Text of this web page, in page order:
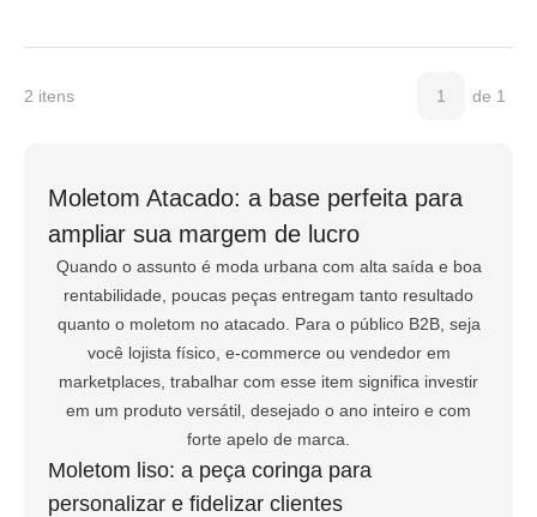
2 itens 1 de 1
Moletom Atacado: a base perfeita para
ampliar sua margem de lucro
Quando o assunto é moda urbana com alta saída e boa
rentabilidade, poucas peças entregam tanto resultado
quanto o moletom no atacado. Para o público B2B, seja
você lojista físico, e-commerce ou vendedor em
marketplaces, trabalhar com esse item significa investir
em um produto versátil, desejado o ano inteiro e com
forte apelo de marca.
Moletom liso: a peça coringa para
personalizar e fidelizar clientes